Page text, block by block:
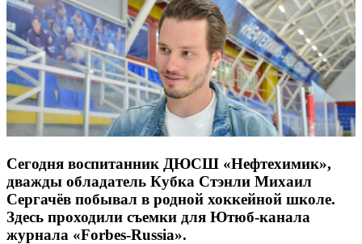
Сегодня воспитанник ДЮСШ «Нефтехимик»,
дважды обладатель Кубка Стэнли Михаил
Сергачёв побывал в родной хоккейной школе.
Здесь проходили съемки для Ютюб-канала
журнала «Forbes-Russia».